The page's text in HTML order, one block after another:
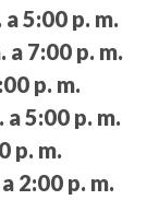
a 5:00 p. m.
a 7:00 p. m.
p. m.
a 5:00 p. m.
p. m.
2:00 p. m.